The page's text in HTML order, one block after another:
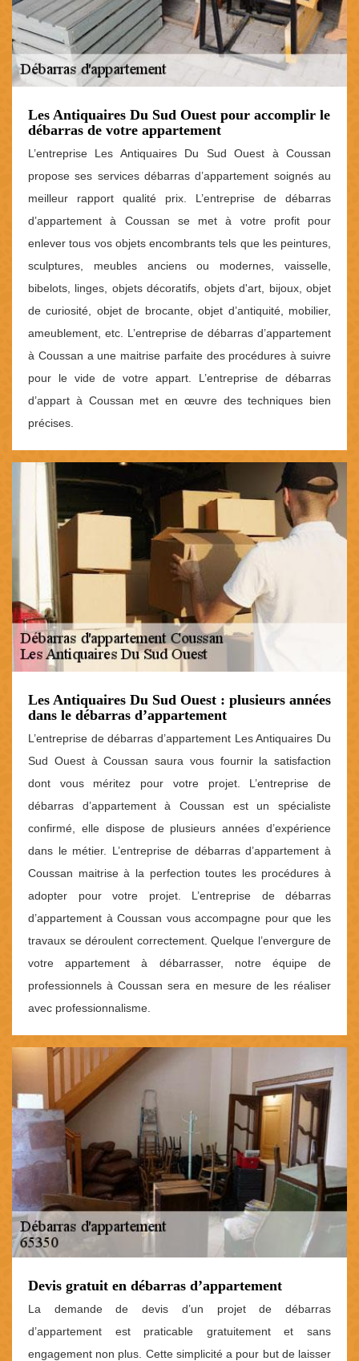
Les Antiquaires Du Sud Ouest pour accomplir le
débarras de votre appartement
L’entreprise Les Antiquaires Du Sud Ouest à Coussan
propose ses services débarras d’appartement soignés au
meilleur rapport qualité prix. L’entreprise de débarras
d’appartement à Coussan se met à votre profit pour
enlever tous vos objets encombrants tels que les peintures,
sculptures, meubles anciens ou modernes, vaisselle,
bibelots, linges, objets décoratifs, objets d'art, bijoux, objet
de curiosité, objet de brocante, objet d’antiquité, mobilier,
ameublement, etc. L’entreprise de débarras d’appartement
à Coussan a une maitrise parfaite des procédures à suivre
pour le vide de votre appart. L’entreprise de débarras
d’appart à Coussan met en œuvre des techniques bien
précises.
Les Antiquaires Du Sud Ouest : plusieurs années
dans le débarras d’appartement
L’entreprise de débarras d’appartement Les Antiquaires Du
Sud Ouest à Coussan saura vous fournir la satisfaction
dont vous méritez pour votre projet. L’entreprise de
débarras d’appartement à Coussan est un spécialiste
confirmé, elle dispose de plusieurs années d’expérience
dans le métier. L’entreprise de débarras d’appartement à
Coussan maitrise à la perfection toutes les procédures à
adopter pour votre projet. L’entreprise de débarras
d’appartement à Coussan vous accompagne pour que les
travaux se déroulent correctement. Quelque l’envergure de
votre appartement à débarrasser, notre équipe de
professionnels à Coussan sera en mesure de les réaliser
avec professionnalisme.
Devis gratuit en débarras d’appartement
La demande de devis d’un projet de débarras
d’appartement est praticable gratuitement et sans
engagement non plus. Cette simplicité a pour but de laisser